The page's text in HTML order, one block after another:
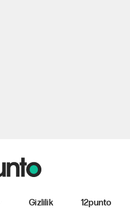
Gizlilik
12punto